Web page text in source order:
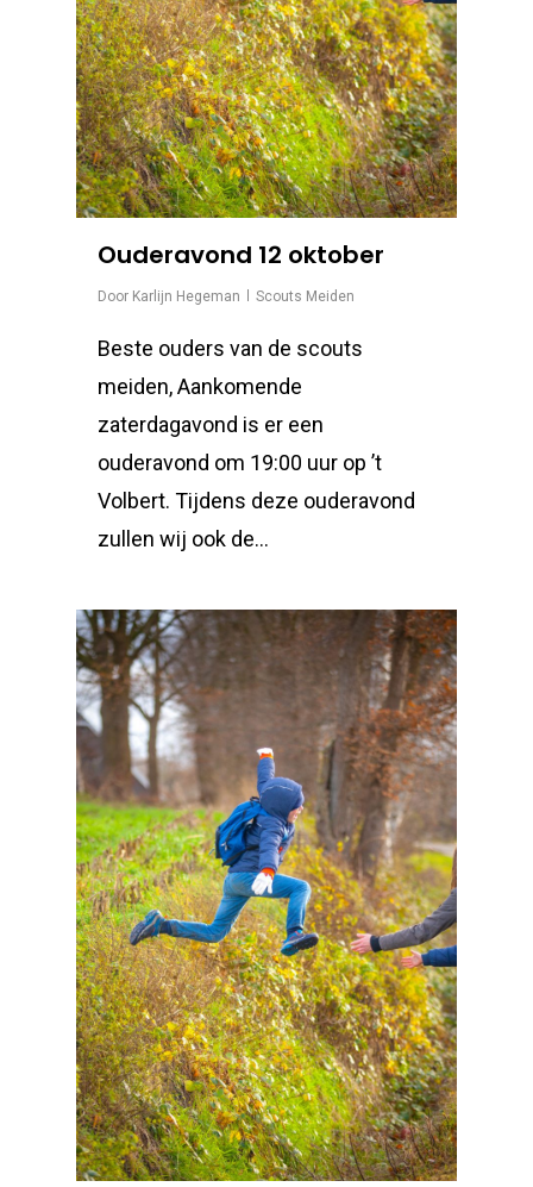
Ouderavond 12 oktober
Door Karlijn Hegeman Scouts Meiden
Beste ouders van de scouts
meiden, Aankomende
zaterdagavond is er een
ouderavond om 19:00 uur op ’t
Volbert. Tijdens deze ouderavond
zullen wij ook de…